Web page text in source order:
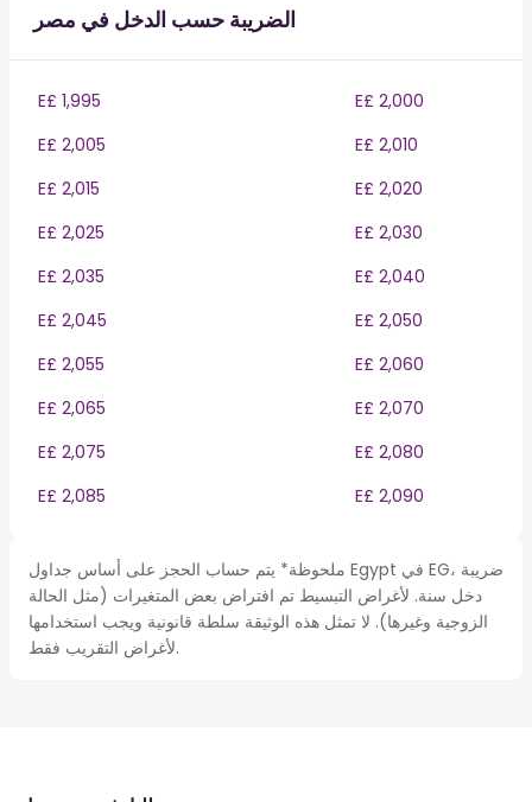
الضريبة حسب الدخل في مصر
E£ 1,995
E£ 2,000
E£ 2,005
E£ 2,010
E£ 2,015
E£ 2,020
E£ 2,025
E£ 2,030
E£ 2,035
E£ 2,040
E£ 2,045
E£ 2,050
E£ 2,055
E£ 2,060
E£ 2,065
E£ 2,070
E£ 2,075
E£ 2,080
E£ 2,085
E£ 2,090
ملحوظة* يتم حساب الحجز على أساس جداول Egypt في EG، ضريبة
دخل سنة. لأغراض التبسيط تم افتراض بعض المتغيرات (مثل الحالة
الزوجية وغيرها). لا تمثل هذه الوثيقة سلطة قانونية ويجب استخدامها
لأغراض التقريب فقط.